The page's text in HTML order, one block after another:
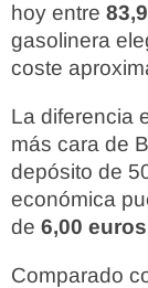
hoy entre
gasolinera
coste
La diferencia
más cara de
depósito de
económica
de 6,00 euros
Comparado